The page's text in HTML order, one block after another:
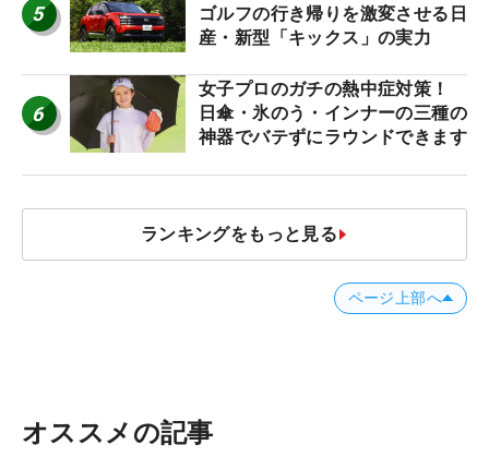
5
ゴルフの行き帰りを激変させる日
産・新型「キックス」の実力
6
女子プロのガチの熱中症対策！
日傘・氷のう・インナーの三種の
神器でバテずにラウンドできます
ランキングをもっと見る
ページ上部へ
オススメの記事